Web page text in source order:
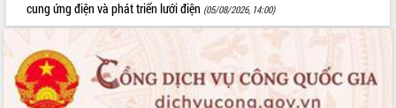
Định vị cà phê Việt Nam như một “di
sản sống” trong dòng chảy toàn cầu
Xây dựng nông thôn mới: Nâng cao đời
sống người dân từ những mô hình thiết
thực
Quyết liệt tháo gỡ vướng mắc, đẩy
cung ứng điện và phát triển lưới điện (05/08/2026, 14:00)